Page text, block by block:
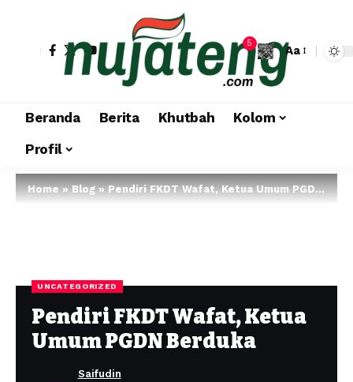
5
Aa
Beranda Berita Khutbah
Kolom
Profil
Home»Blog»Pendiri FKDT Wafat, Ketua Umum PGDN Berduka
UNCATEGORIZED
Pendiri FKDT Wafat, Ketua
Umum PGDN Berduka
Saifudin